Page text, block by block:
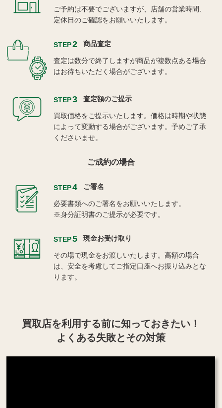
ご予約は不要でございますが、店舗の営業時間、
定休日のご確認をお願いいたします。
STEP2 商品査定
査定は数分で終了しますが商品が複数点ある場合
はお待ちいただく場合がございます。
STEP3 査定額のご提示
買取価格をご提示いたします。価格は時期や状態
によって変動する場合がございます。予めご了承
くださいませ。
ご成約の場合
STEP4 ご署名
必要書類へのご署名をお願いいたします。
※身分証明書のご提示が必要です。
STEP5 現金お受け取り
その場で現金をお渡しいたします。高額の場合
は、安全を考慮してご指定口座へお振り込みとな
ります。
買取店を利用する前に知っておきたい！
よくある失敗とその対策